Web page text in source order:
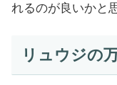
れるのが良いかと
リュウジの